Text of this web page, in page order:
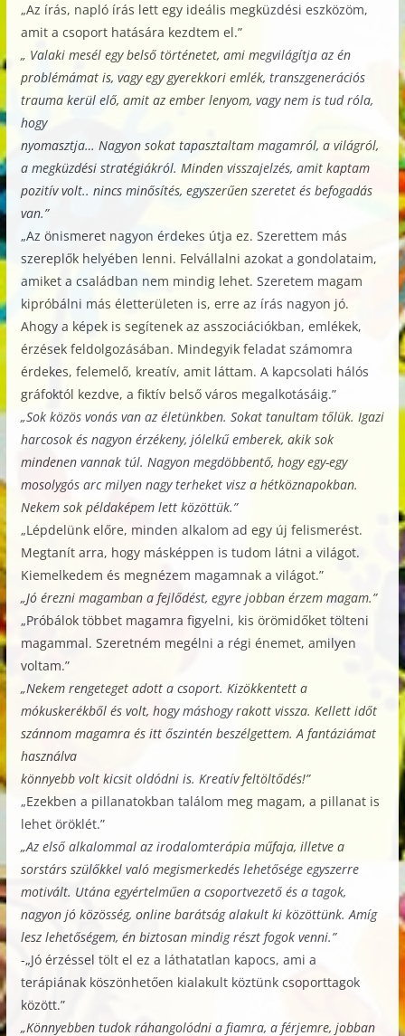
„Az írás, napló írás lett egy ideális megküzdési eszközöm,
amit a csoport hatására kezdtem el.”
„ Valaki mesél egy belső történetet, ami megvilágítja az én
problémámat is, vagy egy gyerekkori emlék, transzgenerációs
trauma kerül elő, amit az ember lenyom, vagy nem is tud róla,
hogy
nyomasztja… Nagyon sokat tapasztaltam magamról, a világról,
a megküzdési stratégiákról. Minden visszajelzés, amit kaptam
pozitív volt.. nincs minősítés, egyszerűen szeretet és befogadás
van.”
„Az önismeret nagyon érdekes útja ez. Szerettem más
szereplők helyében lenni. Felvállalni azokat a gondolataim,
amiket a családban nem mindig lehet. Szeretem magam
kipróbálni más életterületen is, erre az írás nagyon jó.
Ahogy a képek is segítenek az asszociációkban, emlékek,
érzések feldolgozásában. Mindegyik feladat számomra
érdekes, felemelő, kreatív, amit láttam. A kapcsolati hálós
gráfoktól kezdve, a fiktív belső város megalkotásáig.”
„Sok közös vonás van az életünkben. Sokat tanultam tőlük. Igazi
harcosok és nagyon érzékeny, jólelkű emberek, akik sok
mindenen vannak túl. Nagyon megdöbbentő, hogy egy-egy
mosolygós arc milyen nagy terheket visz a hétköznapokban.
Nekem sok példaképem lett közöttük.”
„Lépdelünk előre, minden alkalom ad egy új felismerést.
Megtanít arra, hogy másképpen is tudom látni a világot.
Kiemelkedem és megnézem magamnak a világot.”
„Jó érezni magamban a fejlődést, egyre jobban érzem magam.”
„Próbálok többet magamra figyelni, kis örömidőket tölteni
magammal. Szeretném megélni a régi énemet, amilyen
voltam.”
„Nekem rengeteget adott a csoport. Kizökkentett a
mókuskerékből és volt, hogy máshogy rakott vissza. Kellett időt
szánnom magamra és itt őszintén beszélgettem. A fantáziámat
használva
könnyebb volt kicsit oldódni is. Kreatív feltöltődés!”
„Ezekben a pillanatokban találom meg magam, a pillanat is
lehet öröklét.”
„Az első alkalommal az irodalomterápia műfaja, illetve a
sorstárs szülőkkel való megismerkedés lehetősége egyszerre
motivált. Utána egyértelműen a csoportvezető és a tagok,
nagyon jó közösség, online barátság alakult ki közöttünk. Amíg
lesz lehetőségem, én biztosan mindig részt fogok venni.”
-„Jó érzéssel tölt el ez a láthatatlan kapocs, ami a
terápiának köszönhetően kialakult köztünk csoporttagok
között.”
„Könnyebben tudok ráhangolódni a fiamra, a férjemre, jobban